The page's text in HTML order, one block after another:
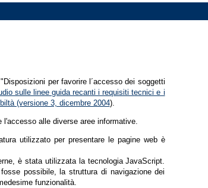
per favorire l´accesso dei soggetti
sulle linee guida recanti i requisiti tecnici e i
(versione 3, dicembre 2004).
alle diverse aree informative.
utilizzato per presentare le pagine web è
è stata utilizzata la tecnologia JavaScript.
possibile, la struttura di navigazione dei
funzionalità.